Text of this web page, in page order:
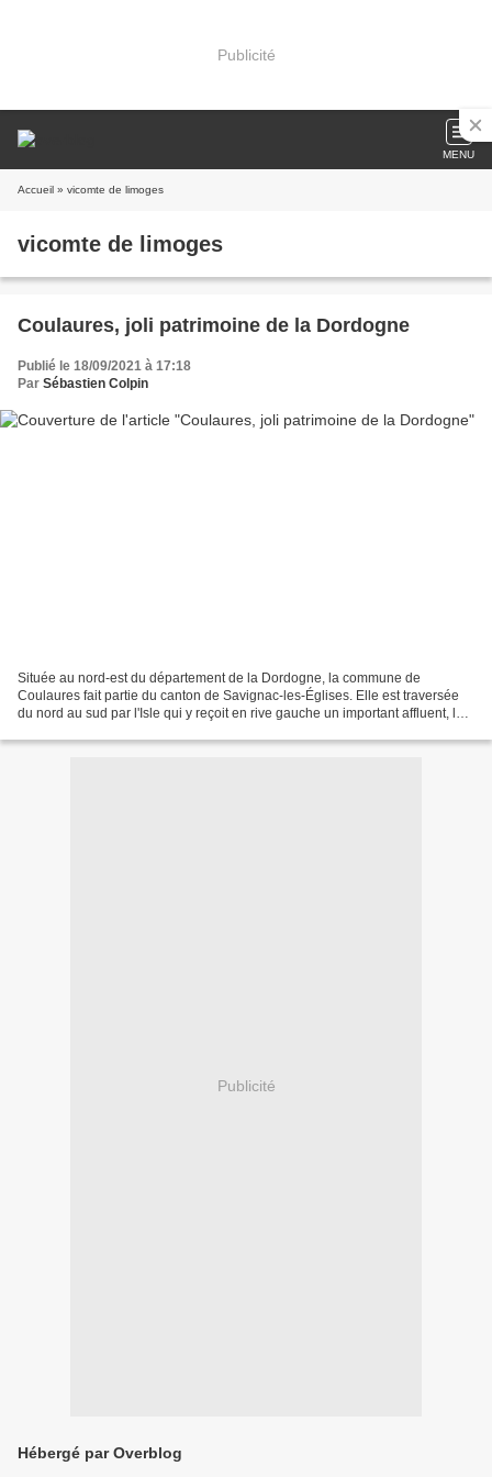
Publicité
MENU
Accueil » vicomte de limoges
vicomte de limoges
Coulaures, joli patrimoine de la Dordogne
Publié le 18/09/2021 à 17:18
Par Sébastien Colpin
Située au nord-est du département de la Dordogne, la commune de
Coulaures fait partie du canton de Savignac-les-Églises. Elle est traversée
du nord au sud par l'Isle qui y reçoit en rive gauche un important affluent, la
Publicité
Hébergé par Overblog